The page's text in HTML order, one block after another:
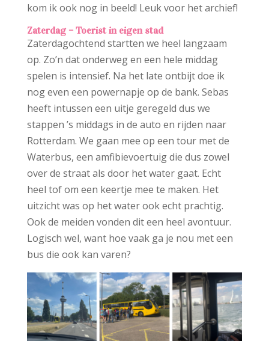
kom ik ook nog in beeld! Leuk voor het archief!
Zaterdag – Toerist in eigen stad
Zaterdagochtend startten we heel langzaam
op. Zo’n dat onderweg en een hele middag
spelen is intensief. Na het late ontbijt doe ik
nog even een powernapje op de bank. Sebas
heeft intussen een uitje geregeld dus we
stappen ’s middags in de auto en rijden naar
Rotterdam. We gaan mee op een tour met de
Waterbus, een amfibievoertuig die dus zowel
over de straat als door het water gaat. Echt
heel tof om een keertje mee te maken. Het
uitzicht was op het water ook echt prachtig.
Ook de meiden vonden dit een heel avontuur.
Logisch wel, want hoe vaak ga je nou met een
bus die ook kan varen?